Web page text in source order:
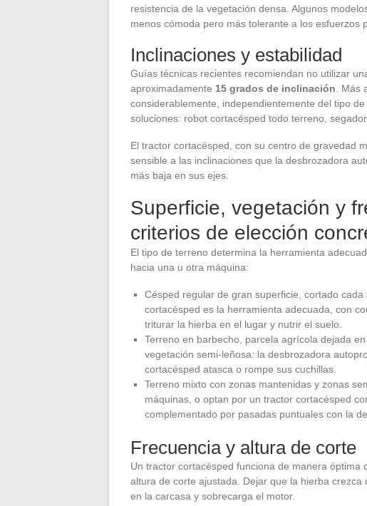
resistencia de la vegetación densa. Algunos
menos cómoda pero más tolerante a los esfuerzos
Inclinaciones y estabilidad
Guías técnicas recientes recomiendan no utilizar
aproximadamente 15 grados de inclinación .
considerablemente, independientemente del tipo
soluciones: robot cortacésped todo terreno,
El tractor cortacésped, con su centro de gravedad
sensible a las inclinaciones que la desbrozadora
más baja en sus ejes.
Superficie, vegetación y
criterios de elección
El tipo de terreno determina la herramienta
hacia una u otra máquina:
Césped regular de gran superficie, cortado
cortacésped es la herramienta adecuada, con
triturar la hierba en el lugar y nutrir el suelo.
Terreno en barbecho, parcela agrícola dejada
vegetación semi-leñosa: la desbrozadora
cortacésped atasca o rompe sus cuchillas.
Terreno mixto con zonas mantenidas y zonas
máquinas, o optan por un tractor cortacésped
complementado por pasadas puntuales con la
Frecuencia y altura de corte
Un tractor cortacésped funciona de manera
altura de corte ajustada. Dejar que la hierba
en la carcasa y sobrecarga el motor.